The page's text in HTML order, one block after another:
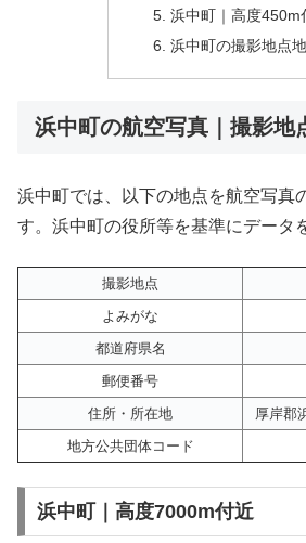
浜中町｜高度450m
浜中町の撮影地点
浜中町の航空写真｜撮影地
浜中町では、以下の地点を航空写真
す。浜中町の役所等を基準にデータ
撮影地点
よみがな
都道府県名
郵便番号
住所・所在地
厚岸郡
地方公共団体コード
浜中町｜高度7000m付近